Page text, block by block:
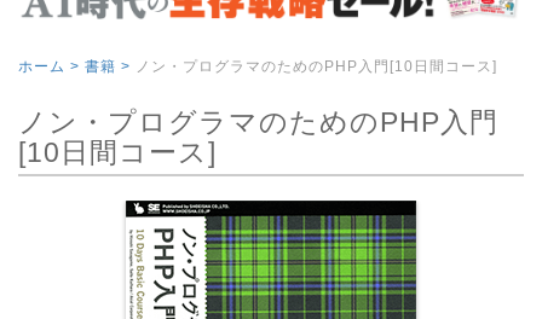
ホーム > 書籍 > ノン・プログラマのためのPHP入門[10日間コース]
ノン・プログラマのためのPHP入門
[10日間コース]